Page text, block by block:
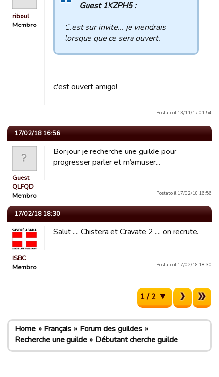
riboul
Membro
Guest 1KZPH5 :
C.est sur invite... je viendrais
lorsque que ce sera ouvert.
c'est ouvert amigo!
Postato il 13/11/17 01:54
17/02/18 16:56
Guest
QLFQD
Membro
Bonjour je recherche une guilde pour
progresser parler et m’amuser...
Postato il 17/02/18 16:56
17/02/18 18:30
ISBC
Membro
Salut .... Chistera et Cravate 2 .... on recrute.
Postato il 17/02/18 18:30
1 / 2
Home Français
Forum des guildes
Recherche une guilde
Débutant cherche guilde